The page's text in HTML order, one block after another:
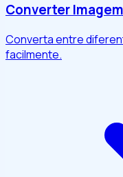
Converter Imagem
Converta entre
facilmente.